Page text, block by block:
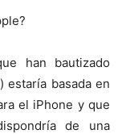
han bautizado
estaría basada en
el iPhone y que
de una